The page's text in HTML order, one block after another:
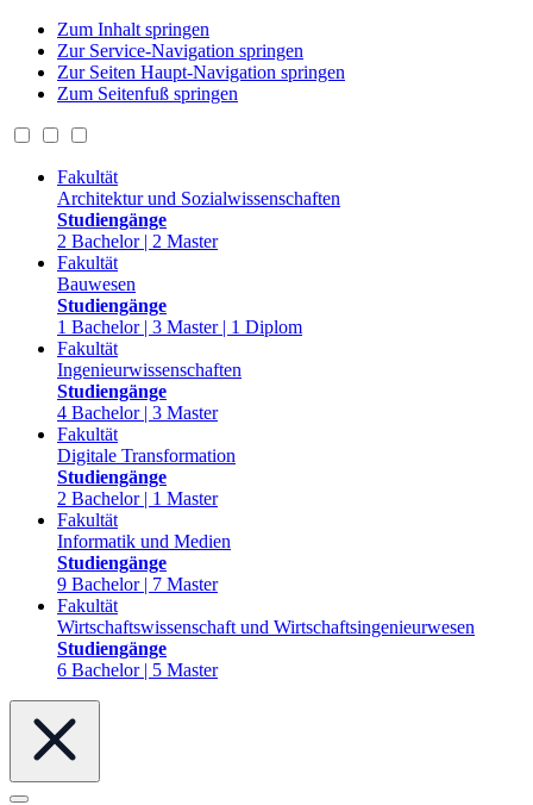
Zum Inhalt springen
Zur Service-Navigation springen
Zur Seiten Haupt-Navigation springen
Zum Seitenfuß springen
Fakultät
Architektur und Sozialwissenschaften
Studiengänge
2 Bachelor | 2 Master
Fakultät
Bauwesen
Studiengänge
1 Bachelor | 3 Master | 1 Diplom
Fakultät
Ingenieurwissenschaften
Studiengänge
4 Bachelor | 3 Master
Fakultät
Digitale Transformation
Studiengänge
2 Bachelor | 1 Master
Fakultät
Informatik und Medien
Studiengänge
9 Bachelor | 7 Master
Fakultät
Wirtschaftswissenschaft und Wirtschaftsingenieurwesen
Studiengänge
6 Bachelor | 5 Master